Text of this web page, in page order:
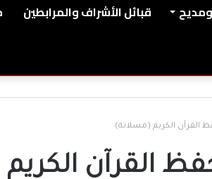
قبائل الأشراف والمرابطين
القرآن الكريم (مسلاتة)
القرآن